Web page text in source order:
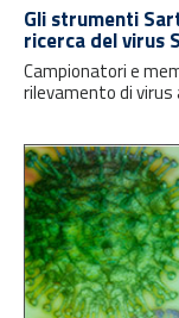
Gli strumenti
ricerca del virus
Campionatori e
rilevamento di virus